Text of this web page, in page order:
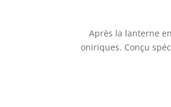
Après la lanterne
oniriques. Conçu